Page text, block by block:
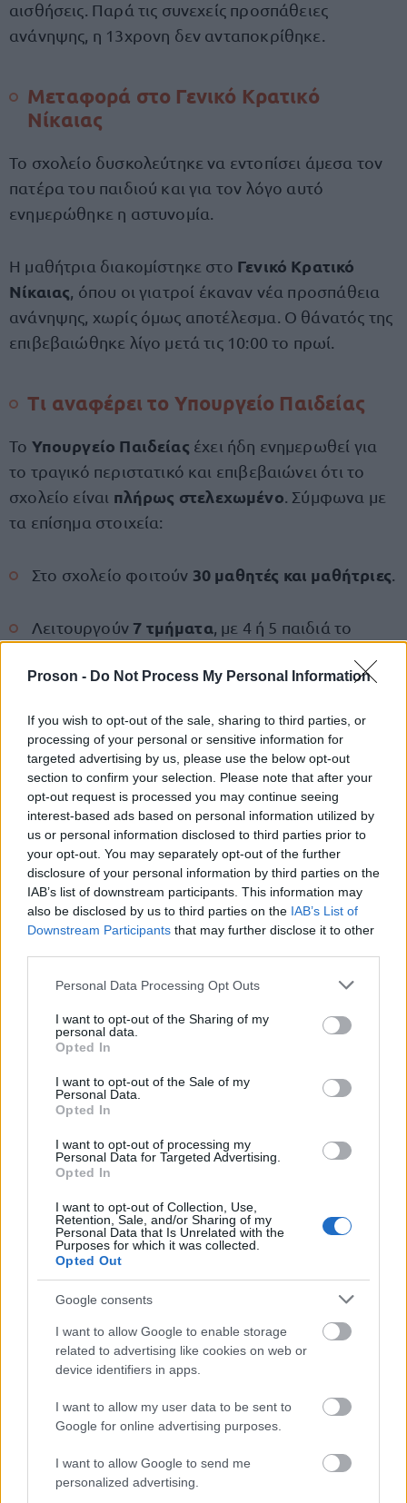
Proson - Do Not Process My Personal Information
If you wish to opt-out of the sale, sharing to third parties, or
processing of your personal or sensitive information for
targeted advertising by us, please use the below opt-out
section to confirm your selection. Please note that after your
opt-out request is processed you may continue seeing
interest-based ads based on personal information utilized by
us or personal information disclosed to third parties prior to
your opt-out. You may separately opt-out of the further
disclosure of your personal information by third parties on the
IAB’s list of downstream participants. This information may
also be disclosed by us to third parties on the IAB’s List of
Downstream Participants that may further disclose it to other
Please note that this website/app uses one or more Google
not limited to your visit or usage behaviour. You may click to
grant or deny consent to Google and its third-party tags to
use your data for below specified purposes in below Google
consent section.
Personal Data Processing Opt Outs
I want to opt-out of the Sharing of my
personal data.
Opted In
I want to opt-out of the Sale of my
Personal Data.
Opted In
I want to opt-out of processing my
Personal Data for Targeted Advertising.
Opted In
I want to opt-out of Collection, Use,
Retention, Sale, and/or Sharing of my
Personal Data that Is Unrelated with the
Purposes for which it was collected.
Opted Out
Google consents
I want to allow Google to enable storage
related to advertising like cookies on web or
device identifiers in apps.
I want to allow my user data to be sent to
Google for online advertising purposes.
I want to allow Google to send me
personalized advertising.
αισθήσεις. Παρά τις συνεχείς προσπάθειες
ανάνηψης, η 13χρονη δεν ανταποκρίθηκε.
Μεταφορά στο Γενικό Κρατικό
Νίκαιας
Το σχολείο δυσκολεύτηκε να εντοπίσει άμεσα τον
πατέρα του παιδιού και για τον λόγο αυτό
ενημερώθηκε η αστυνομία.
Η μαθήτρια διακομίστηκε στο Γενικό Κρατικό
Νίκαιας , όπου οι γιατροί έκαναν νέα προσπάθεια
ανάνηψης, χωρίς όμως αποτέλεσμα. Ο θάνατός της
επιβεβαιώθηκε λίγο μετά τις 10:00 το πρωί.
Τι αναφέρει το Υπουργείο Παιδείας
Το Υπουργείο Παιδείας έχει ήδη ενημερωθεί για
το τραγικό περιστατικό και επιβεβαιώνει ότι το
σχολείο είναι πλήρως στελεχωμένο . Σύμφωνα με
τα επίσημα στοιχεία:
Στο σχολείο φοιτούν 30 μαθητές και μαθήτριες
Λειτουργούν 7 τμήματα , με 4 ή 5 παιδιά το
καλύπτονται.
Το προσωπικό του σχολείου
Στο 2ο Ειδικό Δημοτικό Πειραιά υπηρετούν:
8 δάσκαλοι ειδικής αγωγής
5 μέλη ειδικού βοηθητικού προσωπικού
1 σχολικός νοσηλευτής
1 λογοθεραπευτής
1 εργοθεραπευτής
1 φυσικοθεραπευτής
2 ψυχολόγοι
1 κοινωνικός λειτουργός
1 γυμναστής ειδικής φυσικής αγωγής
1 μουσικός ειδικής αγωγής
1 εκπαιδευτικός πληροφορικής ειδικής
αγωγής
1 εκπαιδευτικός καλλιτεχνικών ειδικής